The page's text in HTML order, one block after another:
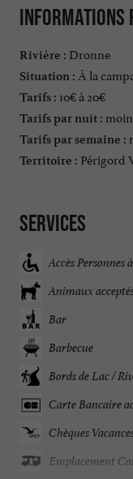
Informations
Rivière : Dronne
Situation : À la
Tarifs : 10€ à 20€
Tarifs par nuit :
Tarifs par semaine :
Territoire : Périgord
Services
Accès
Animaux
Bar
Barbecue
Bords de Lac /
Carte Bancaire
Chèques
Emplacement